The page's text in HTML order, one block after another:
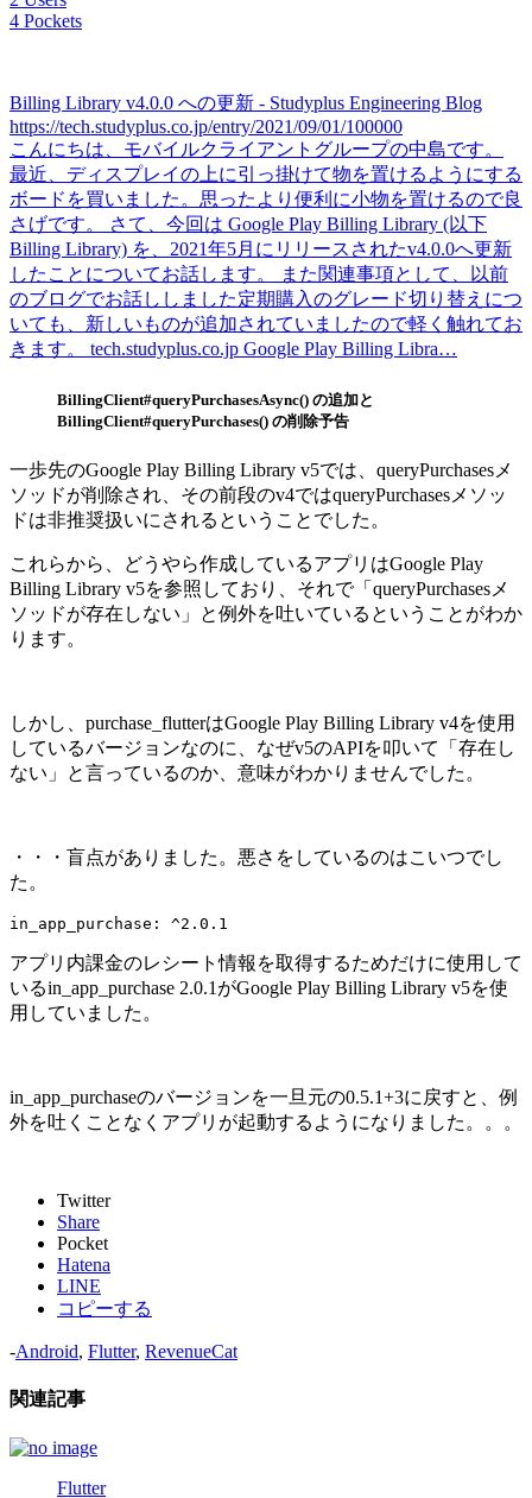
4 Pockets
Billing Library v4.0.0 への更新 - Studyplus Engineering Blog
https://tech.studyplus.co.jp/entry/2021/09/01/100000
こんにちは、モバイルクライアントグループの中島です。
最近、ディスプレイの上に引っ掛けて物を置けるようにする
ボードを買いました。思ったより便利に小物を置けるので良
さげです。 さて、今回は Google Play Billing Library (以下
Billing Library) を、2021年5月にリリースされたv4.0.0へ更新
したことについてお話します。 また関連事項として、以前
のブログでお話ししました定期購入のグレード切り替えにつ
いても、新しいものが追加されていましたので軽く触れてお
きます。 tech.studyplus.co.jp Google Play Billing Libra…
BillingClient#queryPurchasesAsync() の追加と
BillingClient#queryPurchases() の削除予告
一歩先のGoogle Play Billing Library v5では、queryPurchasesメ
ソッドが削除され、その前段のv4ではqueryPurchasesメソッ
ドは非推奨扱いにされるということでした。
これらから、どうやら作成しているアプリはGoogle Play
Billing Library v5を参照しており、それで「queryPurchasesメ
ソッドが存在しない」と例外を吐いているということがわか
ります。
しかし、purchase_flutterはGoogle Play Billing Library v4を使用
しているバージョンなのに、なぜv5のAPIを叩いて「存在し
ない」と言っているのか、意味がわかりませんでした。
・・・盲点がありました。悪さをしているのはこいつでし
た。
in_app_purchase: ^2.0.1
アプリ内課金のレシート情報を取得するためだけに使用して
いるin_app_purchase 2.0.1がGoogle Play Billing Library v5を使
用していました。
in_app_purchaseのバージョンを一旦元の0.5.1+3に戻すと、例
外を吐くことなくアプリが起動するようになりました。。。
Twitter
Share
Pocket
Hatena
LINE
コピーする
-Android, Flutter, RevenueCat
関連記事
Flutter